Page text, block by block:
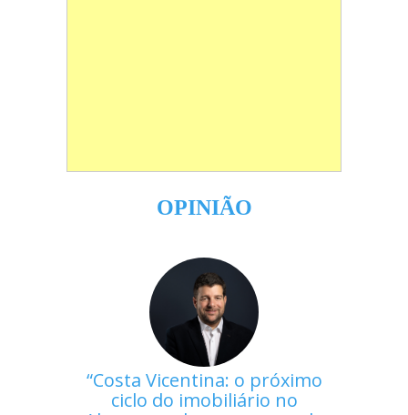
OPINIÃO
Costa Vicentina: o próximo
ciclo do imobiliário no